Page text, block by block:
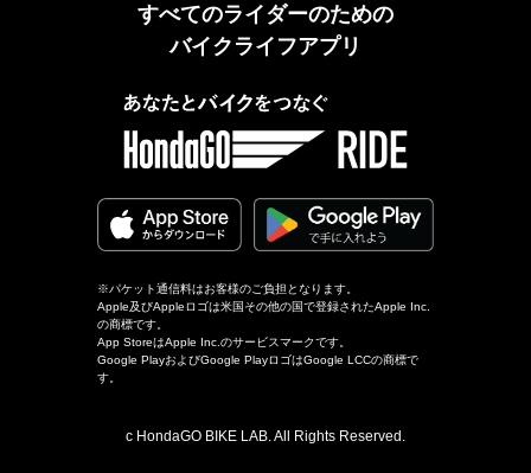
すべてのライダーのための
バイクライフアプリ
※パケット通信料はお客様のご負担となります。
Apple及びAppleロゴは米国その他の国で登録されたApple Inc.
の商標です。
App StoreはApple Inc.のサービスマークです。
Google PlayおよびGoogle PlayロゴはGoogle LCCの商標で
す。
c HondaGO BIKE LAB. All Rights Reserved.